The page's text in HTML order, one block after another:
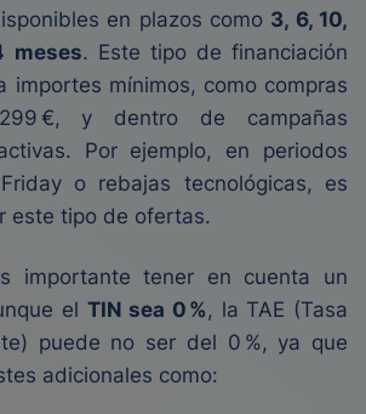
en plazos como 3, 6, 10,
meses. Este tipo de financiación
importes mínimos, como compras
€, y dentro de campañas
Por ejemplo, en periodos
o rebajas tecnológicas, es
este tipo de ofertas.
importante tener en cuenta un
el TIN sea 0 %, la TAE (Tasa
puede no ser del 0 %, ya que
adicionales como: